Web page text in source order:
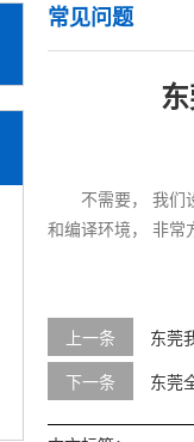
常见问题
不需要， 我们
和编译环境， 非常
上一条
东莞
下一条
东莞